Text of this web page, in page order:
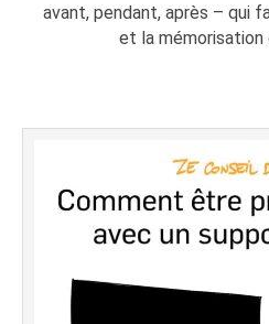
avant, pendant, après – qui
et la mémorisation